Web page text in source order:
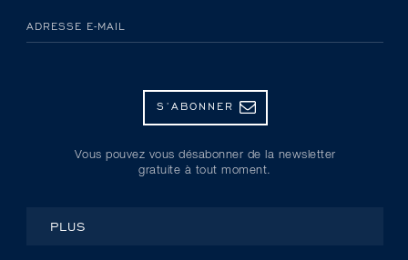
ADRESSE E-MAIL
S’ABONNER
Vous pouvez vous désabonner de la newsletter
gratuite à tout moment.
PLUS